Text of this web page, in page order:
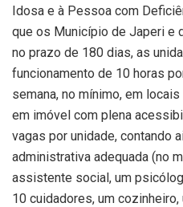
Idosa e à Pessoa com
que os Município de Japeri e
no prazo de 180 dias, as
funcionamento de 10 horas
semana, no mínimo, em
em imóvel com plena
vagas por unidade, contando
administrativa adequada (no
assistente social, um
10 cuidadores, um